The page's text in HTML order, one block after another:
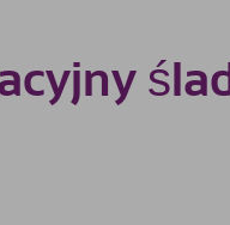
ślad